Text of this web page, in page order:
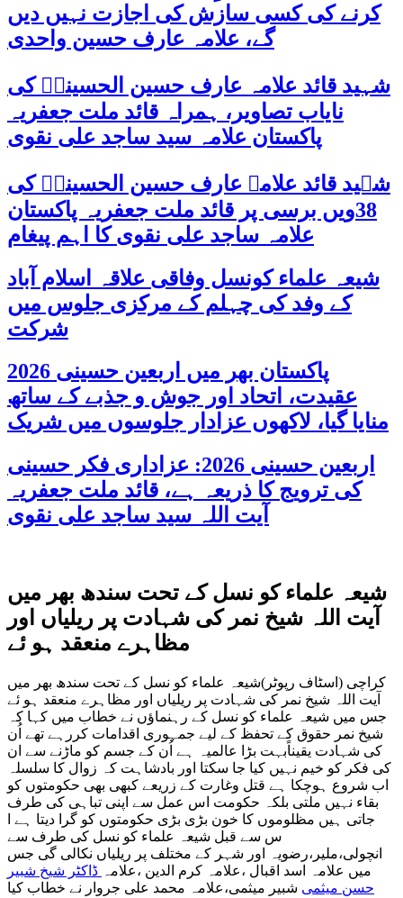
کرنے کی کسی سازش کی اجازت نہیں دیں
گے، علامہ عارف حسین واحدی
شہید قائد علامہ عارف حسین الحسینیؒ کی
نایاب تصاویر، ہمراہ قائد ملت جعفریہ
پاکستان علامہ سید ساجد علی نقوی
شہید قائد علامہ عارف حسین الحسینیؒ کی
38ویں برسی پر قائد ملت جعفریہ پاکستان
علامہ ساجد علی نقوی کا اہم پیغام
شیعہ علماء کونسل وفاقی علاقہ اسلام آباد
کے وفد کی چہلم کے مرکزی جلوس میں
شرکت
پاکستان بھر میں اربعین حسینی 2026
عقیدت، اتحاد اور جوش و جذبے کے ساتھ
منایا گیا، لاکھوں عزادار جلوسوں میں شریک
اربعین حسینی 2026: عزاداری فکر حسینی
کی ترویج کا ذریعہ ہے، قائد ملت جعفریہ
آیت اللہ سید ساجد علی نقوی
شیعہ علماء کو نسل کے تحت سندھ بھر میں
آیت اللہ شیخ نمر کی شہادت پر ریلیاں اور
مظاہرے منعقد ہو ئے
کراچی (اسٹاف رپوٹر)شیعہ علماء کو نسل کے تحت سندھ بھر میں
آیت اللہ شیخ نمر کی شہادت پر ریلیاں اور مظاہرے منعقد ہو ئے
جس میں شیعہ علماء کو نسل کے رہنماؤں نے خطاب میں کہا کہ
شیخ نمر حقوق کے تحفظ کے لیے جمہوری اقدامات کررہے تھے اُن
کی شہادت یقیناًبہت بڑا عالمیہ ہے اُن کے جسم کو ماڑنے سے ان
کی فکر کو خیم نہیں کیا جا سکتا اور بادشاہت کہ زوال کا سلسلہ
اب شروع ہوچکا ہے قتل وغارت کے زریعے کبھی بھی حکومتوں کو
بقاء نہیں ملتی بلکہ حکومت اس عمل سے اپنی تباہی کی طرف
جاتی ہیں مظلوموں کا خون بڑی بڑی حکومتوں کو گرا دیتا ہے ا
س سے قبل شیعہ علماء کو نسل کی طرف سے
انچولی،ملیر،رضویہ اور شہر کے مختلف پر ریلیاں نکالی گی جس
میں علامہ اسد اقبال ،علامہ کرم الدین ،علامہ
ڈاکٹر شیخ شبیر
حسن میثمی شبیر میثمی،علامہ محمد علی جروار نے خطاب کیا